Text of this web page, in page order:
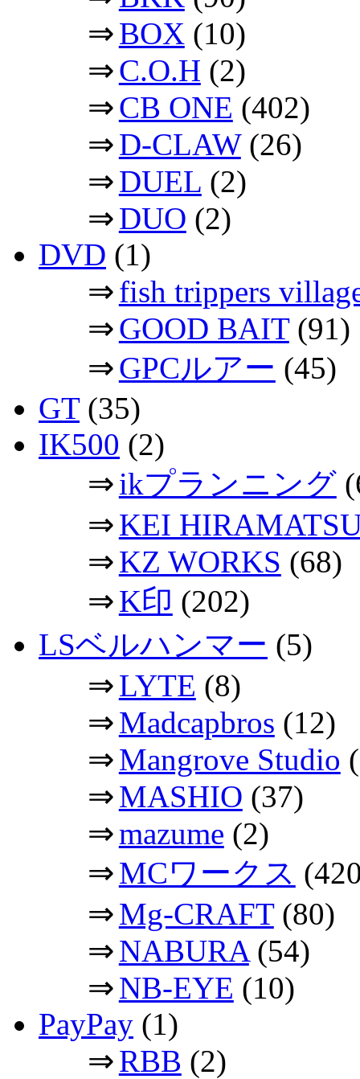
⇒BOX (10)
⇒C.O.H (2)
⇒CB ONE (402)
⇒D-CLAW(26)
⇒DUEL (2)
⇒DUO (2)
DVD (1)
⇒fish trippers
⇒GOOD BAIT(91)
⇒GPCルアー (45)
GT(35)
IK500 (2)
⇒ikプランニング
⇒KEI
⇒KZ WORKS (68)
⇒K印 (202)
LSベルハンマー (5)
⇒LYTE (8)
⇒Madcapbros (12)
⇒Mangrove Studio
⇒MASHIO (37)
⇒mazume (2)
⇒MCワークス
⇒Mg-CRAFT(80)
⇒NABURA(54)
⇒NB-EYE (10)
PayPay (1)
⇒RBB (2)